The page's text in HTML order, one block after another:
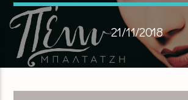
21/11/2018